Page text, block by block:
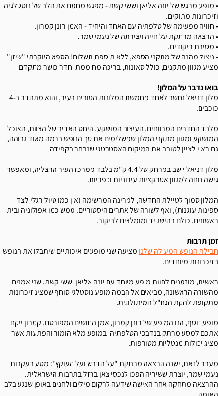
• מופע מרגש של יונה אליאן וששי קשת - מפגש מחמם את הלב של נוסטלגיה
וזיכרונות מתוקים.
• חוויה מפעימה של טלפתיה עם האחד והיחיד - האמן רונן קמרון.
• הרצאה מרתקת על חייה ויצירתה של נעמי שמר.
• מסיבת ריקודים.
• ניצול מהנה של מתקני הספא, ללא תוספת תשלום! הספא היוקרתי "שיזן"
מציע מגוון מתקנים, כולל סאונות, בריכה מחוממת וחדר כושר מתקדם.
בואו נדבר על המלון!
מלון דניאל נחשב לאחד מחמשת המלונות הטובים בעיר, והוא מתהדר ב-4
כוכבים.
מלבד החדרים המרווחים, העיצוב המושקע, היחס האדיב של הצוות, האוכל
המושקע ומגוון מתקני המלון שמשלימים את סך הנופש ברמה מאוד גבוהה,
גם ראוי לציין לטובה את המיקום האסטרטגי שנבחר בקפידה.
מלון דניאל יושב במרחק של 4.4 ק"מ בלבד ממרכז העיר הרצליה, ומאפשר
גישה נוחה למגוון אטרקציות עירוניות וכפריות.
המלון סמוך לטיילת החדשה, למרינה המרשימה (אין כמו טיול רגלי לצד
ספינות עוגנות), ואף לשורה של אתרים היסטוריים. ממש כמו אפולוניה ובית
ראשונים. כולם בהישג יד ומומלצים לביקור.
זמן תרבות
חבילת הנופש המעולה שלנו מציעה שני מופעים איכותיים שיתבלו את הנופש
בזיכרונות מיוחדים.
ראשית, מוזמנים לחוות מופע מיוחד עם יונה אליאן וששי קשת. שני אמנים
מהשורה הראשונה, מביאים אל הבמה מופע נוסטלגי סוחף שמציג זיכרונות
מתקופת להקת הנח"ל המיתולוגית.
מופע נוסף, הנו המופע של רונן קמרון, אמן החושים המפורסם. קמרון ייקח
אתכם למסע מרתק בנדבכי הטלפתיה. במופע מלא הומור והפתעות אשר
מציג יכולות מנטליות מטורפות.
מעבר לזאת, ישנה הרצאה מרתקת "על הדבש ועל העוקץ": מסע בעקבות
נעמי שמר, יוצרת ששיריה הפכו לנכסי צאן ברזל בתרבות הישראלית.
ההרצאה מתחקה אחר האישה שידעה לרקום מילים ולחנים באופן שנגע בלב